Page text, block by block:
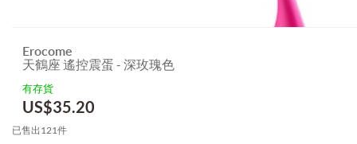
Erocome
天鶴座 遙控震蛋 - 深玫瑰色
有存貨
US$35.20
已售出121件